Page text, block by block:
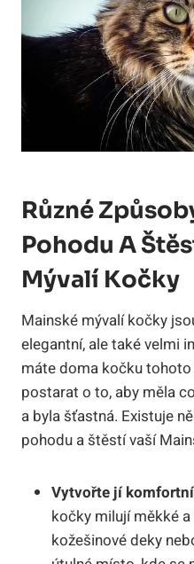
Různé
Pohodu A
Mývalí Kočky
Mainské mývalí kočky
elegantní, ale také velmi
máte doma kočku
postarat o to, aby měla
a byla šťastná. Existuje
pohodu a štěstí vaší
Vytvořte jí
kočky milují měkké
kožešinové deky